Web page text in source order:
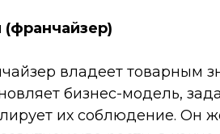
(франчайзер)
владеет товарным
бизнес-модель,
их соблюдение. Он